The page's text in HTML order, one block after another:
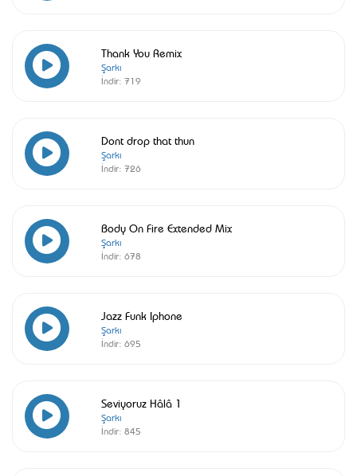
Thank You Remix
Şarkı
İndir: 719
Dont drop that thun
Şarkı
İndir: 726
Body On Fire Extended Mix
Şarkı
İndir: 678
Jazz Funk Iphone
Şarkı
İndir: 695
Seviyoruz Hâlâ 1
Şarkı
İndir: 845